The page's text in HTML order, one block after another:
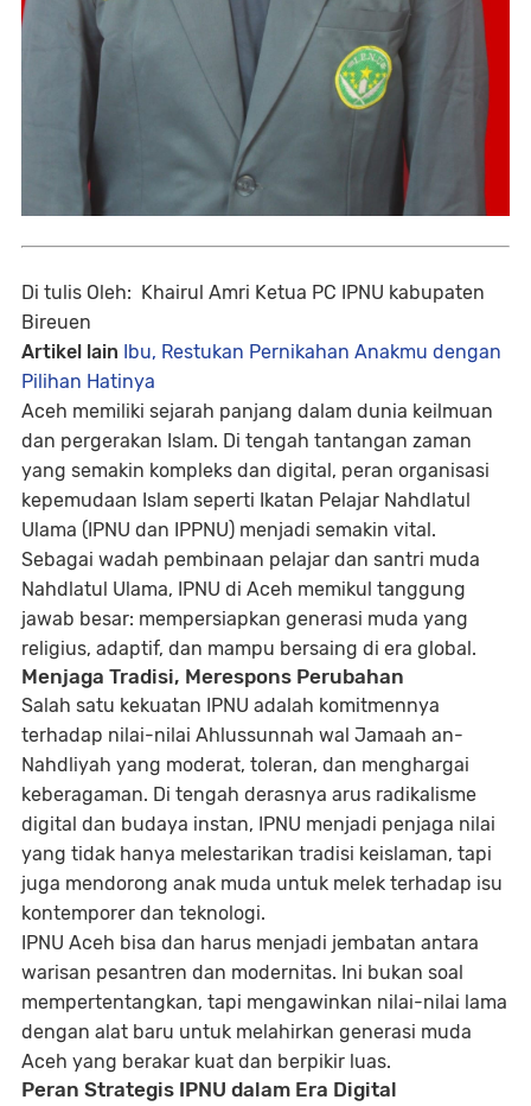
Di tulis Oleh: Khairul Amri Ketua PC IPNU kabupaten
Bireuen
Artikel lain Ibu, Restukan Pernikahan Anakmu dengan
Pilihan Hatinya
Aceh memiliki sejarah panjang dalam dunia keilmuan
dan pergerakan Islam. Di tengah tantangan zaman
yang semakin kompleks dan digital, peran organisasi
kepemudaan Islam seperti Ikatan Pelajar Nahdlatul
Ulama (IPNU dan IPPNU) menjadi semakin vital.
Sebagai wadah pembinaan pelajar dan santri muda
Nahdlatul Ulama, IPNU di Aceh memikul tanggung
jawab besar: mempersiapkan generasi muda yang
religius, adaptif, dan mampu bersaing di era global.
Menjaga Tradisi, Merespons Perubahan
Salah satu kekuatan IPNU adalah komitmennya
terhadap nilai-nilai Ahlussunnah wal Jamaah an-
Nahdliyah yang moderat, toleran, dan menghargai
keberagaman. Di tengah derasnya arus radikalisme
digital dan budaya instan, IPNU menjadi penjaga nilai
yang tidak hanya melestarikan tradisi keislaman, tapi
juga mendorong anak muda untuk melek terhadap isu
kontemporer dan teknologi.
IPNU Aceh bisa dan harus menjadi jembatan antara
warisan pesantren dan modernitas. Ini bukan soal
mempertentangkan, tapi mengawinkan nilai-nilai lama
dengan alat baru untuk melahirkan generasi muda
Aceh yang berakar kuat dan berpikir luas.
Peran Strategis IPNU dalam Era Digital